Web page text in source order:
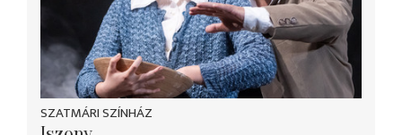
SZATMÁRI SZÍNHÁZ